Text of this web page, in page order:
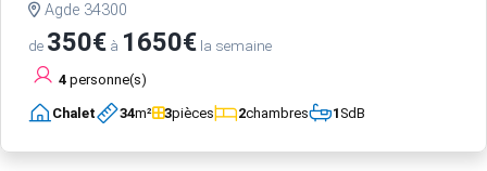
Agde 34300
de 350€ à 1650€ la semaine
4 personne(s)
Chalet 34m² 3pièces 2chambres 1SdB